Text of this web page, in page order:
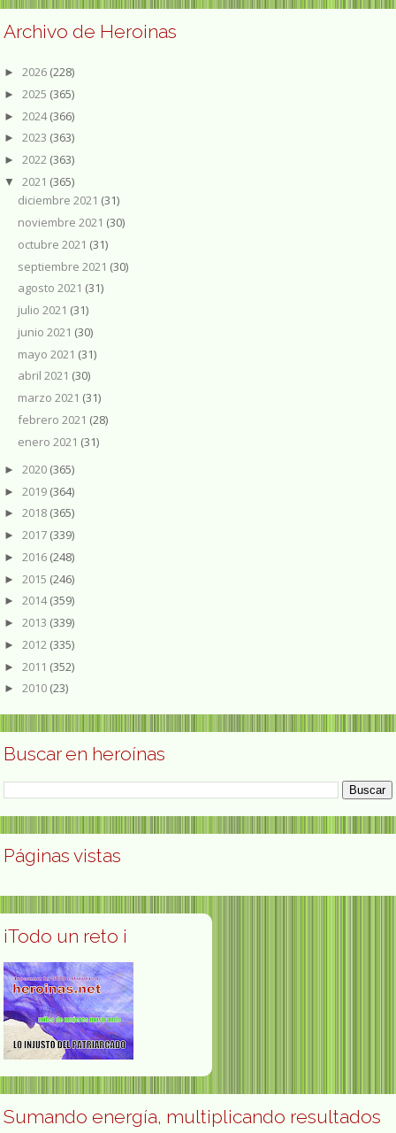
Archivo de Heroinas
► 2026 (228)
► 2025 (365)
► 2024(366)
► 2023 (363)
► 2022 (363)
▼ 2021 (365)
diciembre 2021 (31)
noviembre 2021 (30)
octubre 2021 (31)
septiembre 2021 (30)
agosto 2021 (31)
julio 2021 (31)
junio 2021 (30)
mayo 2021 (31)
abril 2021 (30)
marzo 2021 (31)
febrero 2021 (28)
enero 2021 (31)
► 2020 (365)
► 2019 (364)
► 2018 (365)
► 2017 (339)
► 2016 (248)
► 2015 (246)
► 2014(359)
► 2013 (339)
► 2012 (335)
► 2011 (352)
► 2010 (23)
Buscar en heroínas
Páginas vistas
¡Todo un reto ¡
Sumando energía, multiplicando resultados